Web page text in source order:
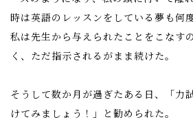
時は英語のレッスンをしている夢も何
私は先生から与えられたことをこなす
く、ただ指示されるがまま続けた。
そうして数か月が過ぎたある日、「力
けてみましょう！」と勧められた。